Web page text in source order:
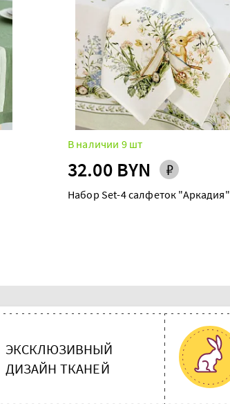
В наличии 9 шт
32.00 BYN
Набор Set-4 салфеток "Аркадия"
ЭКСКЛЮЗИВНЫЙ
ДИЗАЙН ТКАНЕЙ